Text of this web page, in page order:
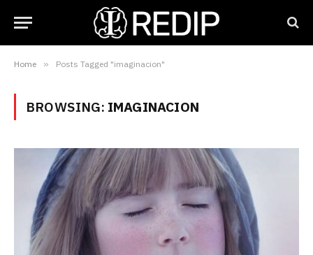
Home » Posts Tagged "imaginacion"
BROWSING: IMAGINACION